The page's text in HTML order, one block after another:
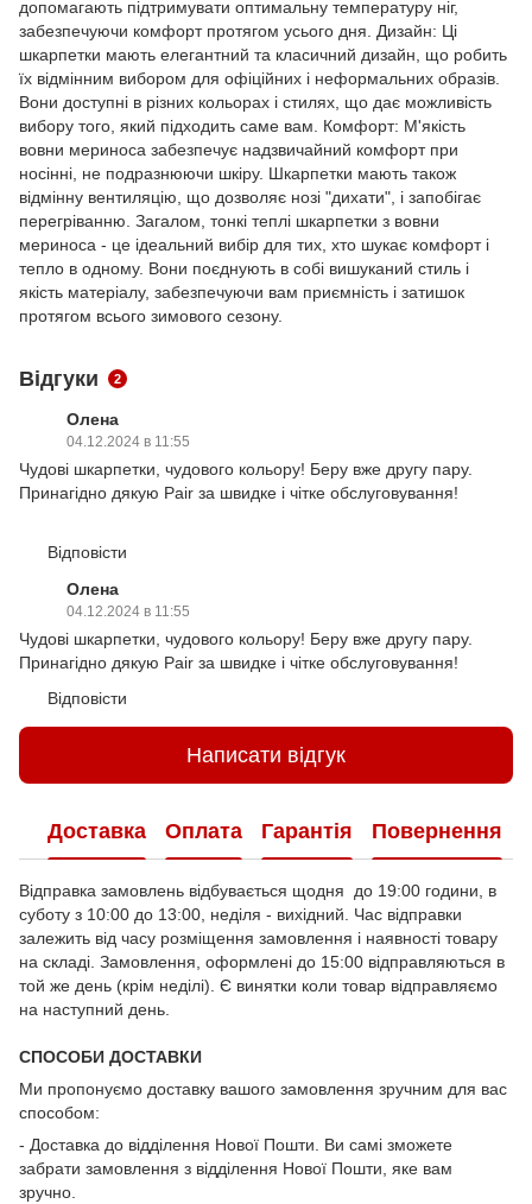
допомагають підтримувати оптимальну температуру ніг,
забезпечуючи комфорт протягом усього дня. Дизайн: Ці
шкарпетки мають елегантний та класичний дизайн, що робить
їх відмінним вибором для офіційних і неформальних образів.
Вони доступні в різних кольорах і стилях, що дає можливість
вибору того, який підходить саме вам. Комфорт: М'якість
вовни мериноса забезпечує надзвичайний комфорт при
носінні, не подразнюючи шкіру. Шкарпетки мають також
відмінну вентиляцію, що дозволяє нозі "дихати", і запобігає
перегріванню. Загалом, тонкі теплі шкарпетки з вовни
мериноса - це ідеальний вибір для тих, хто шукає комфорт і
тепло в одному. Вони поєднують в собі вишуканий стиль і
якість матеріалу, забезпечуючи вам приємність і затишок
протягом всього зимового сезону.
Відгуки 2
Олена
04.12.2024 в 11:55
Чудові шкарпетки, чудового кольору! Беру вже другу пару.
Принагідно дякую Pair за швидке і чітке обслуговування!
Відповісти
Олена
04.12.2024 в 11:55
Чудові шкарпетки, чудового кольору! Беру вже другу пару.
Принагідно дякую Pair за швидке і чітке обслуговування!
Відповісти
Написати відгук
Доставка Оплата Гарантія Повернення
Відправка замовлень відбувається щодня до 19:00 години, в
суботу з 10:00 до 13:00, неділя - вихідний. Час відправки
залежить від часу розміщення замовлення і наявності товару
на складі. Замовлення, оформлені до 15:00 відправляються в
той же день (крім неділі). Є винятки коли товар відправляємо
на наступний день.
СПОСОБИ ДОСТАВКИ
Ми пропонуємо доставку вашого замовлення зручним для вас
способом:
- Доставка до відділення Нової Пошти. Ви самі зможете
забрати замовлення з відділення Нової Пошти, яке вам
зручно.